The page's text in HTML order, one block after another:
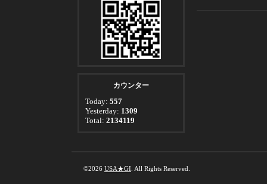
カウンター
Today: 557
Yesterday: 1309
Total: 2134119
©2026 USA★GI . All Rights Reserved.